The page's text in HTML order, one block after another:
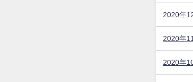
2020年
2020年
2020年